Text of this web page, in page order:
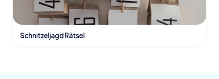
Schnitzeljagd Rätsel